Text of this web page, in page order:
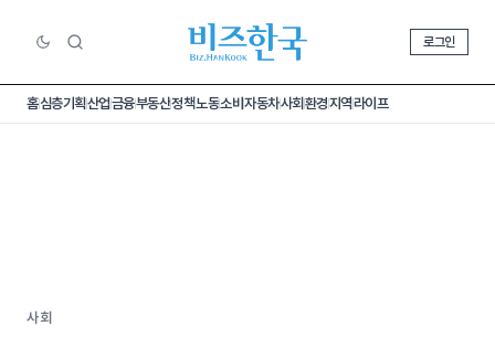
로그인
홈심층기획산업금융부동산정책노동소비 자동차사회환경지역라이프
사회